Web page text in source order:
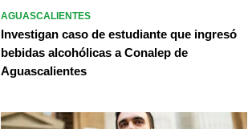
AGUASCALIENTES
Investigan caso de estudiante que ingresó
bebidas alcohólicas a Conalep de
Aguascalientes